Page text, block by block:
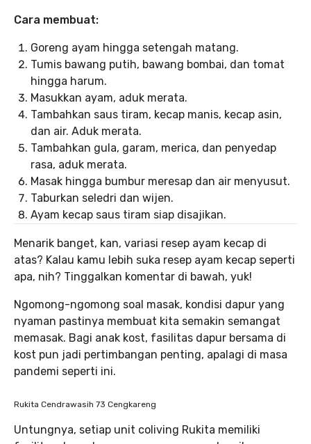
Cara membuat:
Goreng ayam hingga setengah matang.
Tumis bawang putih, bawang bombai, dan tomat
hingga harum.
Masukkan ayam, aduk merata.
Tambahkan saus tiram, kecap manis, kecap asin,
dan air. Aduk merata.
Tambahkan gula, garam, merica, dan penyedap
rasa, aduk merata.
Masak hingga bumbur meresap dan air menyusut.
Taburkan seledri dan wijen.
Ayam kecap saus tiram siap disajikan.
Menarik banget, kan, variasi resep ayam kecap di
atas? Kalau kamu lebih suka resep ayam kecap seperti
apa, nih? Tinggalkan komentar di bawah, yuk!
Ngomong-ngomong soal masak, kondisi dapur yang
nyaman pastinya membuat kita semakin semangat
memasak. Bagi anak kost, fasilitas dapur bersama di
kost pun jadi pertimbangan penting, apalagi di masa
pandemi seperti ini.
Rukita Cendrawasih 73 Cengkareng
Untungnya, setiap unit coliving Rukita memiliki